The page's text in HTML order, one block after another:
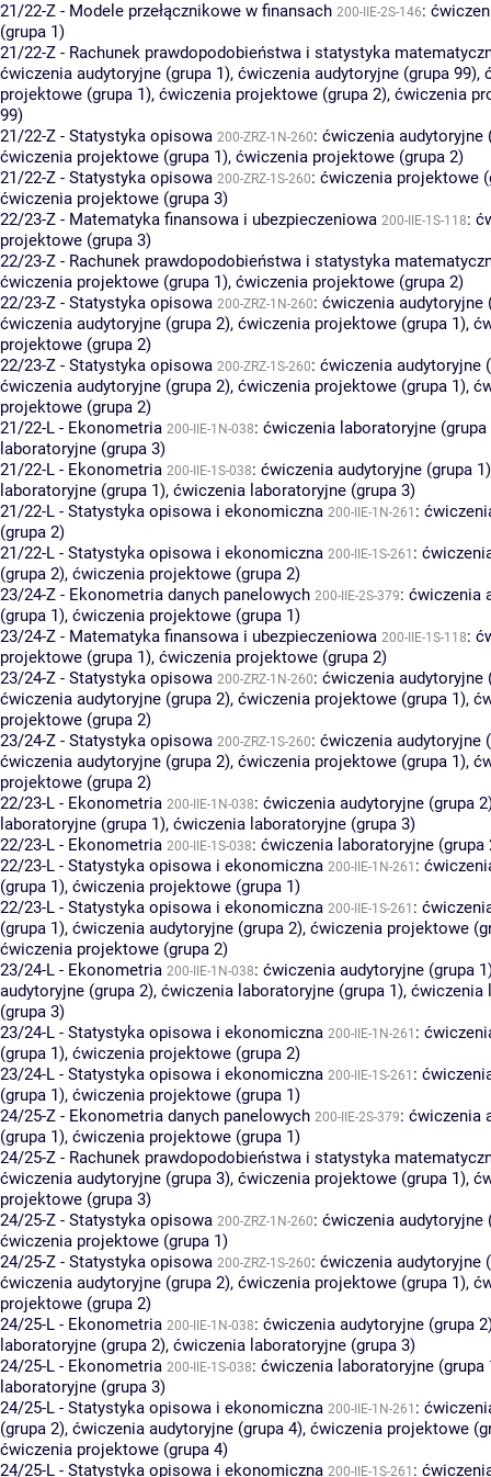
21/22-Z - Modele przełącznikowe w finansach 200-IIE-2S-146:
(grupa 1)
21/22-Z - Rachunek prawdopodobieństwa i statystyka
ćwiczenia audytoryjne (grupa 1), ćwiczenia audytoryjne (grupa 99),
projektowe (grupa 1), ćwiczenia projektowe (grupa 2), ćwiczenia
99)
21/22-Z - Statystyka opisowa 200-ZRZ-1N-260: ćwiczenia audytoryjne
ćwiczenia projektowe (grupa 1), ćwiczenia projektowe (grupa 2)
21/22-Z - Statystyka opisowa 200-ZRZ-1S-260: ćwiczenia projektowe
ćwiczenia projektowe (grupa 3)
22/23-Z - Matematyka finansowa i ubezpieczeniowa 200-IIE-1S-118:
projektowe (grupa 3)
22/23-Z - Rachunek prawdopodobieństwa i statystyka
ćwiczenia projektowe (grupa 1), ćwiczenia projektowe (grupa 2)
22/23-Z - Statystyka opisowa 200-ZRZ-1N-260: ćwiczenia audytoryjne
ćwiczenia audytoryjne (grupa 2), ćwiczenia projektowe (grupa 1),
projektowe (grupa 2)
22/23-Z - Statystyka opisowa 200-ZRZ-1S-260: ćwiczenia audytoryjne
ćwiczenia audytoryjne (grupa 2), ćwiczenia projektowe (grupa 1),
projektowe (grupa 2)
21/22-L - Ekonometria 200-IIE-1N-038: ćwiczenia laboratoryjne (grupa
laboratoryjne (grupa 3)
21/22-L - Ekonometria 200-IIE-1S-038: ćwiczenia audytoryjne (grupa 1)
laboratoryjne (grupa 1), ćwiczenia laboratoryjne (grupa 3)
21/22-L - Statystyka opisowa i ekonomiczna 200-IIE-1N-261 :
(grupa 2)
21/22-L - Statystyka opisowa i ekonomiczna 200-IIE-1S-261 :
(grupa 2), ćwiczenia projektowe (grupa 2)
23/24-Z - Ekonometria danych panelowych 200-IIE-2S-379: ćwiczenia
(grupa 1), ćwiczenia projektowe (grupa 1)
23/24-Z - Matematyka finansowa i ubezpieczeniowa 200-IIE-1S-118:
projektowe (grupa 1), ćwiczenia projektowe (grupa 2)
23/24-Z - Statystyka opisowa 200-ZRZ-1N-260: ćwiczenia audytoryjne
ćwiczenia audytoryjne (grupa 2), ćwiczenia projektowe (grupa 1),
projektowe (grupa 2)
23/24-Z - Statystyka opisowa 200-ZRZ-1S-260: ćwiczenia audytoryjne
ćwiczenia audytoryjne (grupa 2), ćwiczenia projektowe (grupa 1),
projektowe (grupa 2)
22/23-L - Ekonometria 200-IIE-1N-038: ćwiczenia audytoryjne (grupa
laboratoryjne (grupa 1), ćwiczenia laboratoryjne (grupa 3)
22/23-L - Ekonometria 200-IIE-1S-038: ćwiczenia laboratoryjne (grupa
22/23-L - Statystyka opisowa i ekonomiczna 200-IIE-1N-261 :
(grupa 1), ćwiczenia projektowe (grupa 1)
22/23-L - Statystyka opisowa i ekonomiczna 200-IIE-1S-261 :
(grupa 1), ćwiczenia audytoryjne (grupa 2), ćwiczenia projektowe
ćwiczenia projektowe (grupa 2)
23/24-L - Ekonometria 200-IIE-1N-038: ćwiczenia audytoryjne (grupa
audytoryjne (grupa 2), ćwiczenia laboratoryjne (grupa 1), ćwiczenia
(grupa 3)
23/24-L - Statystyka opisowa i ekonomiczna 200-IIE-1N-261 :
(grupa 1), ćwiczenia projektowe (grupa 2)
23/24-L - Statystyka opisowa i ekonomiczna 200-IIE-1S-261 :
(grupa 1), ćwiczenia projektowe (grupa 1)
24/25-Z - Ekonometria danych panelowych 200-IIE-2S-379: ćwiczenia
(grupa 1), ćwiczenia projektowe (grupa 1)
24/25-Z - Rachunek prawdopodobieństwa i statystyka
ćwiczenia audytoryjne (grupa 3), ćwiczenia projektowe (grupa 1),
projektowe (grupa 3)
24/25-Z - Statystyka opisowa 200-ZRZ-1N-260: ćwiczenia audytoryjne
ćwiczenia projektowe (grupa 1)
24/25-Z - Statystyka opisowa 200-ZRZ-1S-260: ćwiczenia audytoryjne
ćwiczenia audytoryjne (grupa 2), ćwiczenia projektowe (grupa 1),
projektowe (grupa 2)
24/25-L - Ekonometria 200-IIE-1N-038: ćwiczenia audytoryjne (grupa
laboratoryjne (grupa 2), ćwiczenia laboratoryjne (grupa 3)
24/25-L - Ekonometria 200-IIE-1S-038: ćwiczenia laboratoryjne (grupa
laboratoryjne (grupa 3)
24/25-L - Statystyka opisowa i ekonomiczna 200-IIE-1N-261 :
(grupa 2), ćwiczenia audytoryjne (grupa 4), ćwiczenia projektowe
ćwiczenia projektowe (grupa 4)
24/25-L - Statystyka opisowa i ekonomiczna 200-IIE-1S-261 :